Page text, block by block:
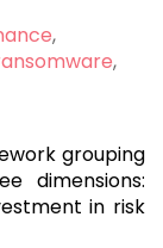
,
,
grouping
dimensions:
in risk